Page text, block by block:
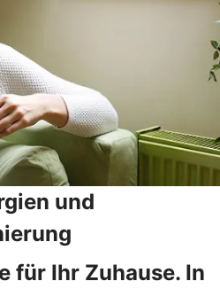
und
für Ihr Zuhause. In